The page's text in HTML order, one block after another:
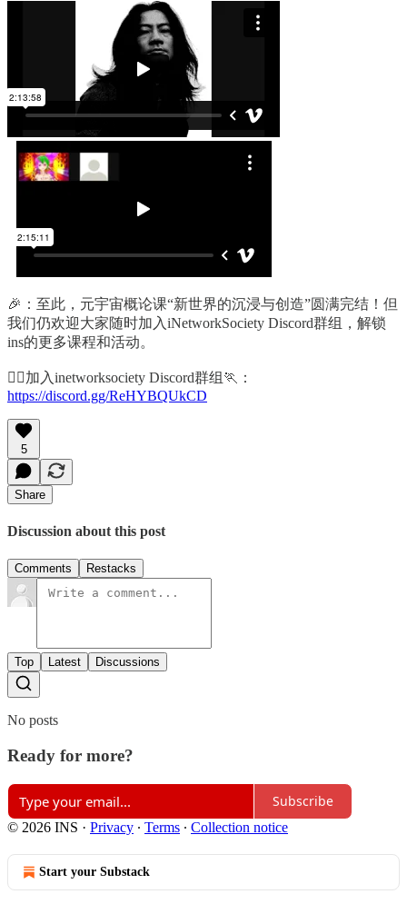
🎉：至此，元宇宙概论课“新世界的沉浸与创造”圆满完结！但
我们仍欢迎大家随时加入iNetworkSociety Discord群组，解锁
ins的更多课程和活动。
🏃‍♀️加入inetworksociety Discord群组🏃：
https://discord.gg/ReHYBQUkCD
5
Share
Discussion about this post
Comments Restacks
Top Latest Discussions
No posts
Ready for more?
Subscribe
© 2026 INS · Privacy ∙ Terms ∙ Collection notice
Start your Substack